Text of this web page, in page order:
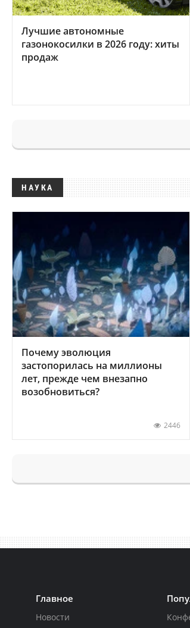
Лучшие автономные
газонокосилки в 2026 году: хиты
продаж
НАУКА
Почему эволюция
застопорилась на миллионы
лет, прежде чем внезапно
возобновиться?
2446
Главное
Новости